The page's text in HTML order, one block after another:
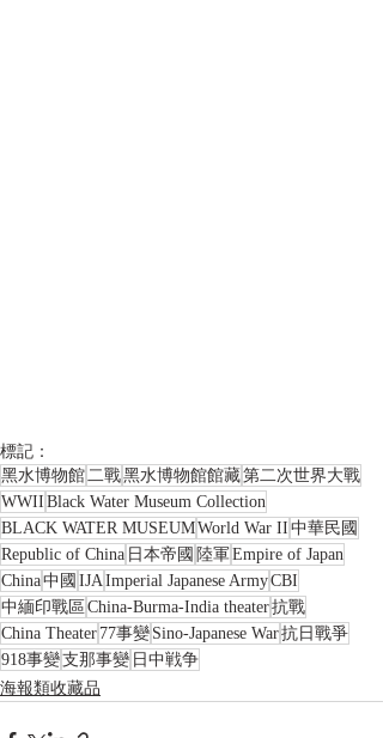
標記：
黑水博物館 二戰黑水博物館館藏第二次世界大戰
WWII Black Water Museum Collection
BLACK WATER MUSEUMWorld War II 中華民國
Republic of China 日本帝國 陸軍Empire of Japan
China中國 IJA Imperial Japanese ArmyCBI
中緬印戰區China-Burma-India theater抗戰
China Theater 77事變 Sino-Japanese War抗日戰爭
918事變支那事變 日中戦争
海報類收藏品